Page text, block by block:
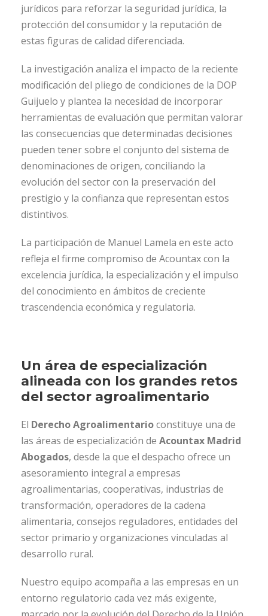
jurídicos para reforzar la seguridad jurídica, la
protección del consumidor y la reputación de
estas figuras de calidad diferenciada.
La investigación analiza el impacto de la reciente
modificación del pliego de condiciones de la DOP
Guijuelo y plantea la necesidad de incorporar
herramientas de evaluación que permitan valorar
las consecuencias que determinadas decisiones
pueden tener sobre el conjunto del sistema de
denominaciones de origen, conciliando la
evolución del sector con la preservación del
prestigio y la confianza que representan estos
distintivos.
La participación de Manuel Lamela en este acto
refleja el firme compromiso de Acountax con la
excelencia jurídica, la especialización y el impulso
del conocimiento en ámbitos de creciente
trascendencia económica y regulatoria.
Un área de especialización
alineada con los grandes retos
del sector agroalimentario
El Derecho Agroalimentarioconstituye una de
las áreas de especialización de Acountax Madrid
Abogados, desde la que el despacho ofrece un
asesoramiento integral a empresas
agroalimentarias, cooperativas, industrias de
transformación, operadores de la cadena
alimentaria, consejos reguladores, entidades del
sector primario y organizaciones vinculadas al
desarrollo rural.
Nuestro equipo acompaña a las empresas en un
entorno regulatorio cada vez más exigente,